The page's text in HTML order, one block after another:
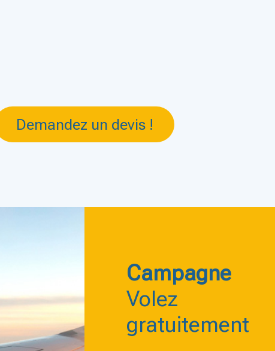
Demandez un devis !
Campagne
Volez
gratuitement